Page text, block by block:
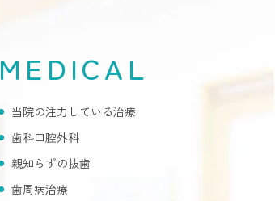
MEDICAL
当院の注力している治療
歯科口腔外科
親知らずの抜歯
歯周病治療